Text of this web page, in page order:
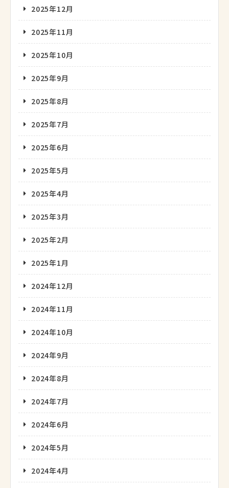
2025年12月
2025年11月
2025年10月
2025年9月
2025年8月
2025年7月
2025年6月
2025年5月
2025年4月
2025年3月
2025年2月
2025年1月
2024年12月
2024年11月
2024年10月
2024年9月
2024年8月
2024年7月
2024年6月
2024年5月
2024年4月